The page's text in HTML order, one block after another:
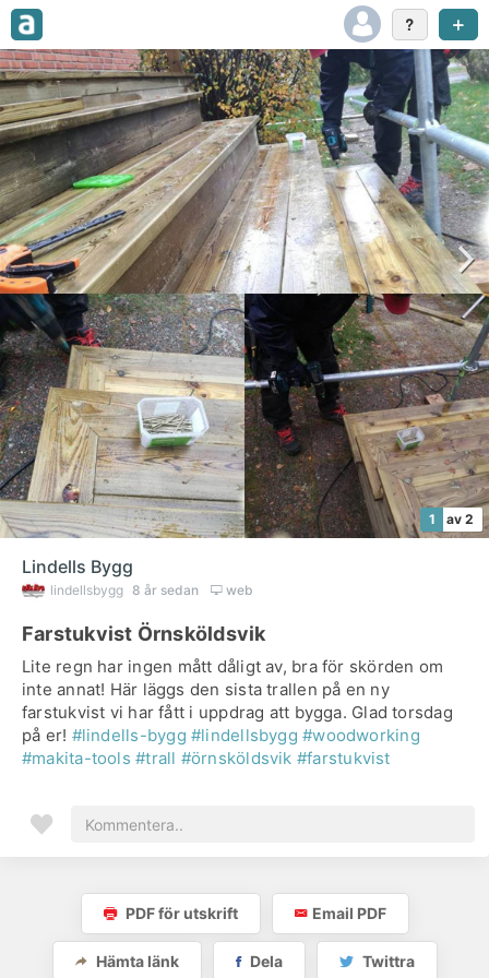
1 av 2
Lindells Bygg
lindellsbygg 8 år sedan web
Farstukvist Örnsköldsvik
Lite regn har ingen mått dåligt av, bra för skörden om
inte annat! Här läggs den sista trallen på en ny
farstukvist vi har fått i uppdrag att bygga. Glad torsdag
på er! #lindells-bygg #lindellsbygg #woodworking
#makita-tools #trall #örnsköldsvik #farstukvist
PDF för utskrift Email PDF
Hämta länk Dela Twittra